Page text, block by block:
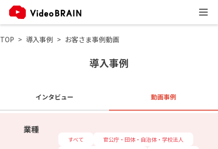
TOP 導入事例 お客さま事例動画
導入事例
インタビュー 動画事例
業種
すべて
官公庁・団体・自治体・学校法人